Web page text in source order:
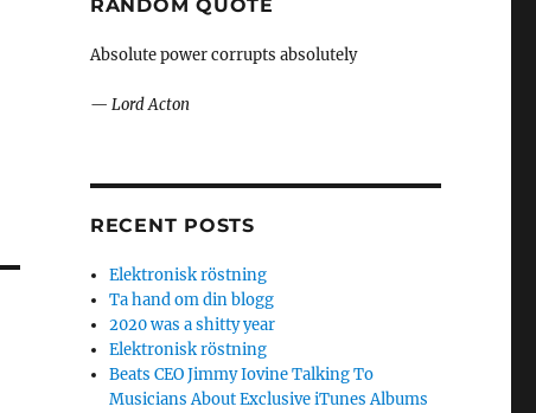
RANDOM QUOTE
Absolute power corrupts absolutely
— Lord Acton
RECENT POSTS
Elektronisk röstning
Ta hand om din blogg
2020 was a shitty year
Elektronisk röstning
Beats CEO Jimmy Iovine Talking To
Musicians About Exclusive iTunes Albums